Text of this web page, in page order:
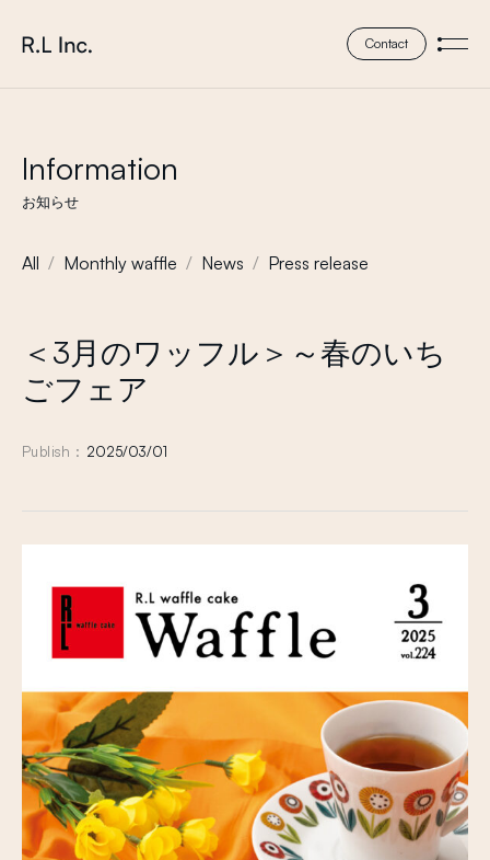
株式会社 エール・エル
Contact
お知らせ
Information
＜3月のワッフル＞～春のいち
ごフェア
Publish : 2025/03/01
All Monthly waffle News Press release